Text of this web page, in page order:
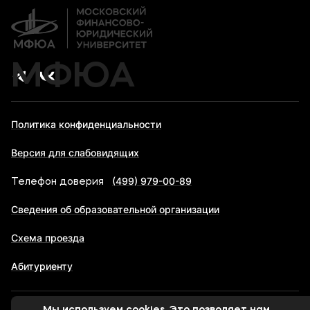
Дополнительное образование
Карьера
МФЮА
Политика конфиденциальности
Версия для слабовидящих
Телефон доверия (499) 979-00-89
Сведения об образовательной организации
Схема проезда
Абитуриенту